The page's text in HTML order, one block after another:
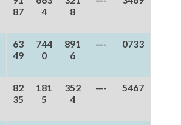
87
4
8
63
49
744
0
891
6
—- 0733
82
35
181
5
352
4
—- 5467